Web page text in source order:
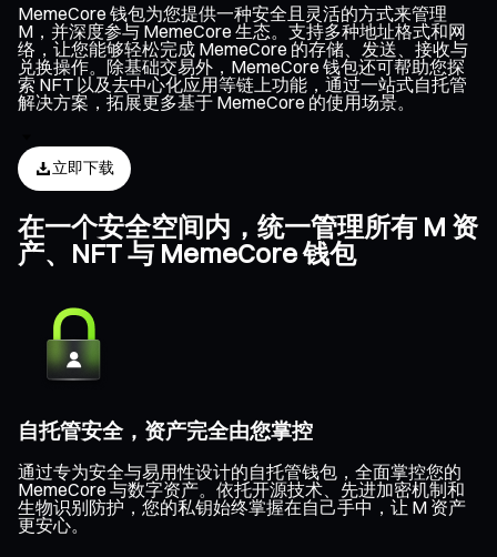
MemeCore 钱包为您提供一种安全且灵活的方式来管理
M，并深度参与 MemeCore 生态。支持多种地址格式和网
络，让您能够轻松完成 MemeCore 的存储、发送、接收与
兑换操作。除基础交易外，MemeCore 钱包还可帮助您探
索 NFT 以及去中心化应用等链上功能，通过一站式自托管
解决方案，拓展更多基于 MemeCore 的使用场景。
立即下载
在一个安全空间内，统一管理所有 M 资
产、NFT 与 MemeCore 钱包
自托管安全，资产完全由您掌控
通过专为安全与易用性设计的自托管钱包，全面掌控您的
MemeCore 与数字资产。依托开源技术、先进加密机制和
生物识别防护，您的私钥始终掌握在自己手中，让 M 资产
更安心。